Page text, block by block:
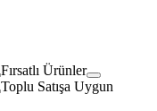
Fırsatlı Ürünler
Toplu Satışa Uygun